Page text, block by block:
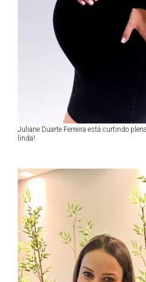
Juliane Duarte Ferreira está curtindo
linda!